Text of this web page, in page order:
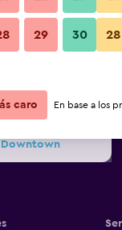
Ver oferta
Downtown
29 30 28
caro En base a los